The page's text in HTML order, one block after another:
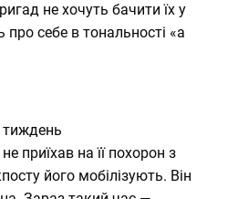
не хочуть бачити їх у
про себе в тональності «а
приїхав на її похорон з
його мобілізують. Він